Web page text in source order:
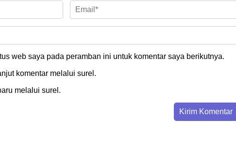
web saya pada peramban ini untuk komentar saya berikutnya.
komentar melalui surel.
melalui surel.